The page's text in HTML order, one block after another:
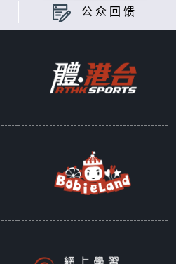
公众回馈